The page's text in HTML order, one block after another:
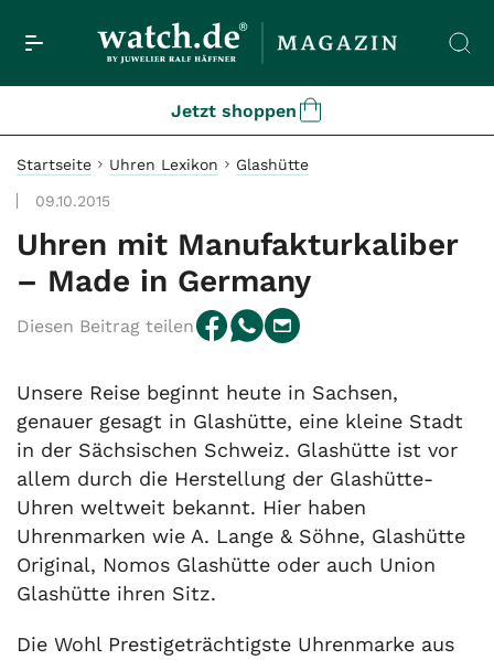
Jetzt shoppen
Startseite Uhren Lexikon Glashütte
09.10.2015
Uhren mit Manufakturkaliber
– Made in Germany
Diesen Beitrag teilen
Unsere Reise beginnt heute in Sachsen,
genauer gesagt in Glashütte, eine kleine Stadt
in der Sächsischen Schweiz. Glashütte ist vor
allem durch die Herstellung der Glashütte-
Uhren weltweit bekannt. Hier haben
Uhrenmarken wie A. Lange & Söhne, Glashütte
Original, Nomos Glashütte oder auch Union
Glashütte ihren Sitz.
Die Wohl Prestigeträchtigste Uhrenmarke aus